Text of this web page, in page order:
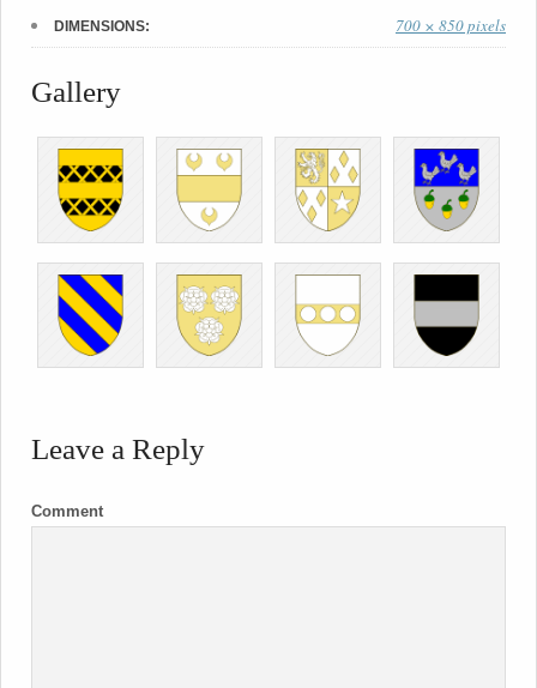
DIMENSIONS: 700 × 850 pixels
Gallery
Leave a Reply
Comment